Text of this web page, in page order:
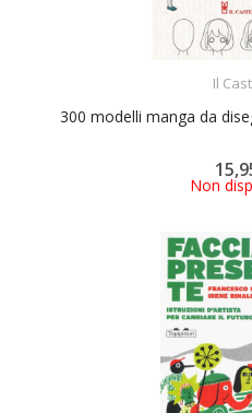
Il
300 modelli manga da
Non